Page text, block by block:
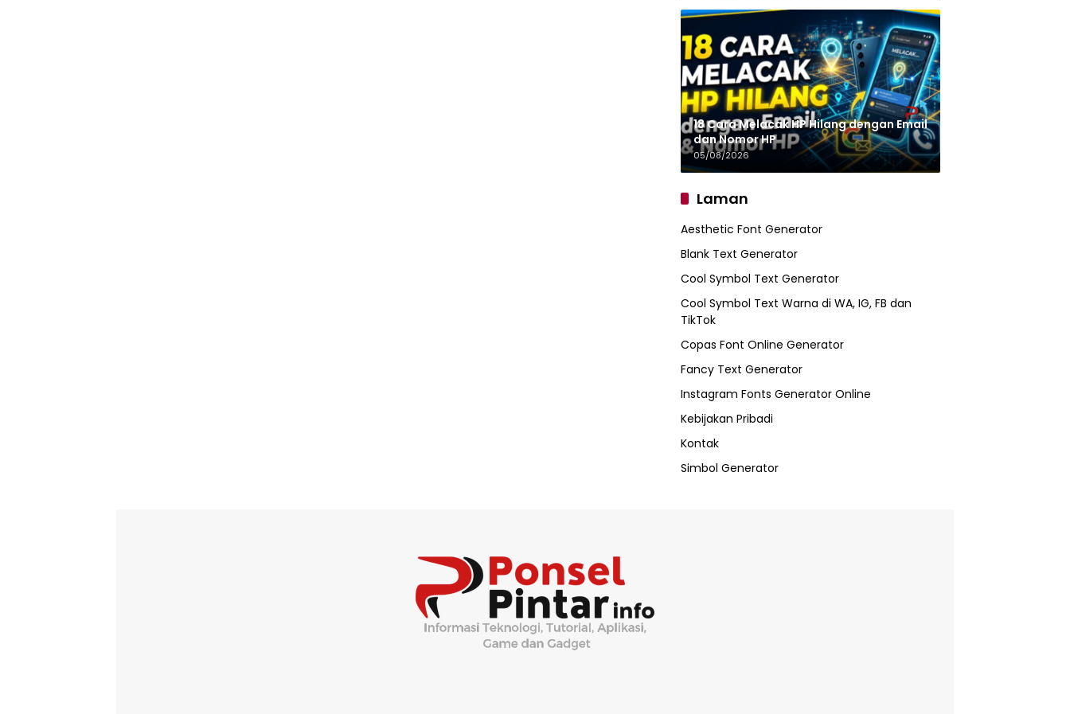
18 Cara Melacak HP Hilang dengan Email
dan Nomor HP
05/08/2026
Laman
Aesthetic Font Generator
Blank Text Generator
Cool Symbol Text Generator
Cool Symbol Text Warna di WA, IG, FB dan
TikTok
Copas Font Online Generator
Fancy Text Generator
Instagram Fonts Generator Online
Kebijakan Pribadi
Kontak
Simbol Generator